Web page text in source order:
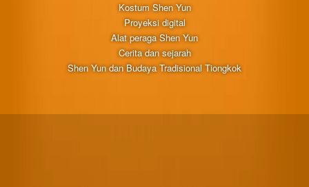
Kostum Shen Yun
Proyeksi digital
Alat peraga Shen Yun
Cerita dan sejarah
Shen Yun dan Budaya Tradisional Tiongkok